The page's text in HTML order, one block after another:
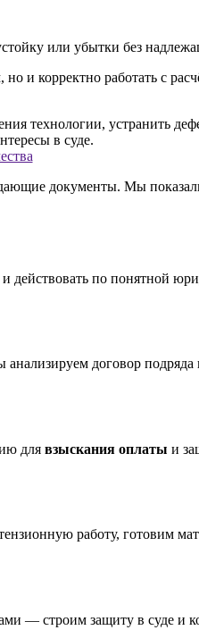
или убытки без
но и корректно работать с
документы. Мы
и действовать по понятной
договор
для взыскания оплаты и
работу, готовим
— строим защиту в суде и